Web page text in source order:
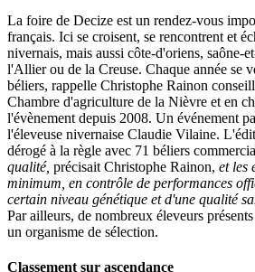
La foire de Decize est un rendez-vous
français. Ici se croisent, se rencontrent et
nivernais, mais aussi côte-d'oriens, saône-
l'Allier ou de la Creuse. Chaque année se
béliers, rappelle Christophe Rainon
Chambre d'agriculture de la Nièvre et en
l'évènement depuis 2008. Un événement
l'éleveuse nivernaise Claudie Vilaine.
dérogé à la règle avec 71 béliers
qualité, précisait Christophe Rainon, et les
minimum, en contrôle de performances
certain niveau génétique et d'une qualité
Par ailleurs, de nombreux éleveurs
un organisme de sélection.
Classement sur ascendance